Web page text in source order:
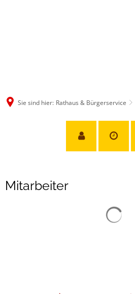
Sie sind hier: Rathaus & Bürgerservice
Mitarbeiter
Mitarbeiter